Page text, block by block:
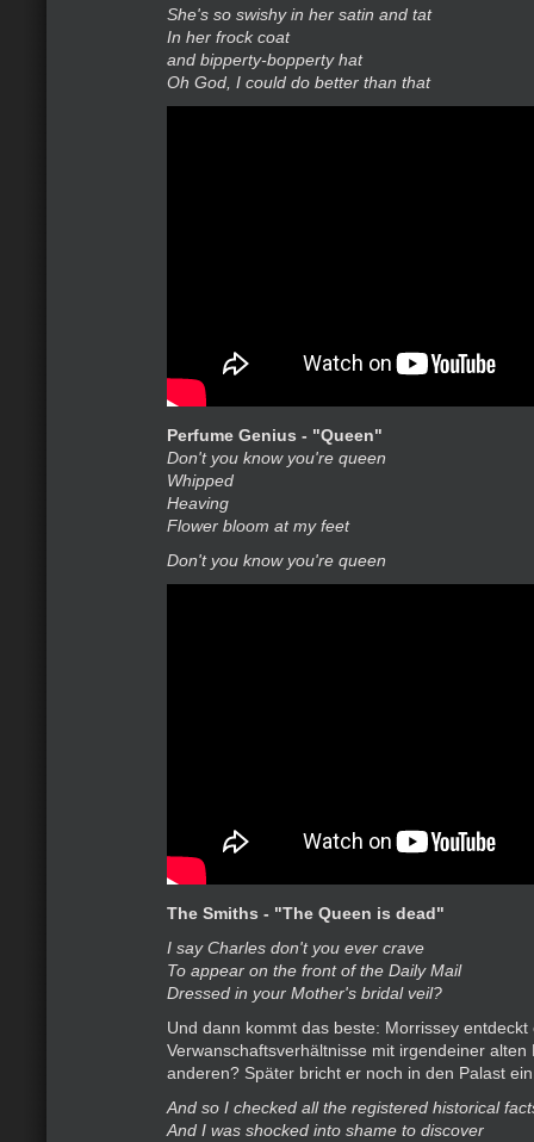
She's so swishy in her satin and tat
In her frock coat
and bipperty-bopperty hat
Oh God, I could do better than that
Perfume Genius - "Queen"
Don't you know you're queen
Whipped
Heaving
Flower bloom at my feet
Don't you know you're queen
The Smiths - "The Queen is dead"
I say Charles don't you ever crave
To appear on the front of the Daily Mail
Dressed in your Mother's bridal veil?
Und dann kommt das beste: Morrissey entdeckt
Verwanschaftsverhältnisse mit irgendeiner alten
anderen? Später bricht er noch in den Palast
And so I checked all the registered historical
And I was shocked into shame to discover